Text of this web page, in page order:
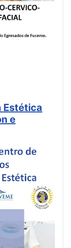
Estética
e